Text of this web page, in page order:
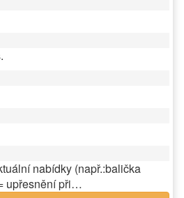
nabídky (např.:balička
upřesnění při…